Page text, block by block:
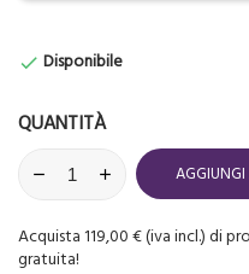
 Disponibile
QUANTITÀ
AGGIUNGI
Acquista 119,00 € (iva incl.) di
gratuita!